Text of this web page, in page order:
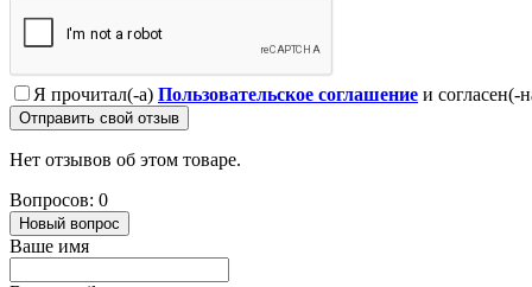
Я прочитал(-а) Пользовательское соглашение и согласен(-
Отправить свой отзыв
Нет отзывов об этом товаре.
Вопросов: 0
Новый вопрос
Ваше имя